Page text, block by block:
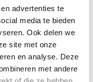
advertenties te
media te bieden
Ook delen we
site met onze
en analyse. Deze
met andere
de frisse lucht
lekker bijverdient!
het laatste nieuws